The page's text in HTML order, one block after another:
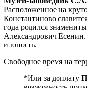
Расположенное на
Константиново
года родился
Александрович
и юность.
Свободное время на
*Или за доплату